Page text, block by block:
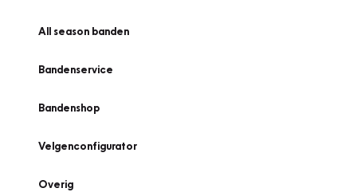
All season banden
Bandenservice
Bandenshop
Velgenconfigurator
Overig